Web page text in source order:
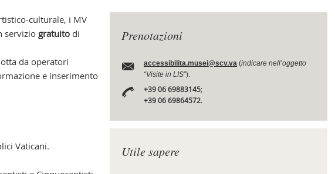
culturale, i MV
servizio gratuitodi
da operatori
e inserimento
Vaticani.
Prenotazioni
accessibilita.musei@scv.va(indicare nell’oggetto
“Visite in LIS”).
+39 06 69883145;
+39 06 69864572.
Utile sapere